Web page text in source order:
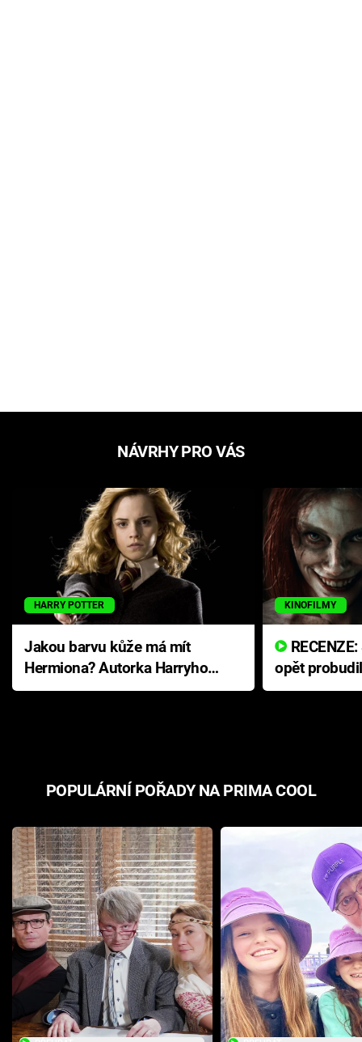
NÁVRHY PRO VÁS
HARRY POTTER
Jakou barvu kůže má mít
Hermiona? Autorka Harryho
Pottera přišla s ráznou
KINOFILMY
opět
přichází s
POPULÁRNÍ POŘADY NA PRIMA COOL